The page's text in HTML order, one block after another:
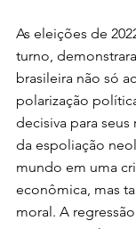
As eleições de
turno,
brasileira não só
polarização
decisiva para
da espoliação
mundo em uma
econômica, mas
moral. A